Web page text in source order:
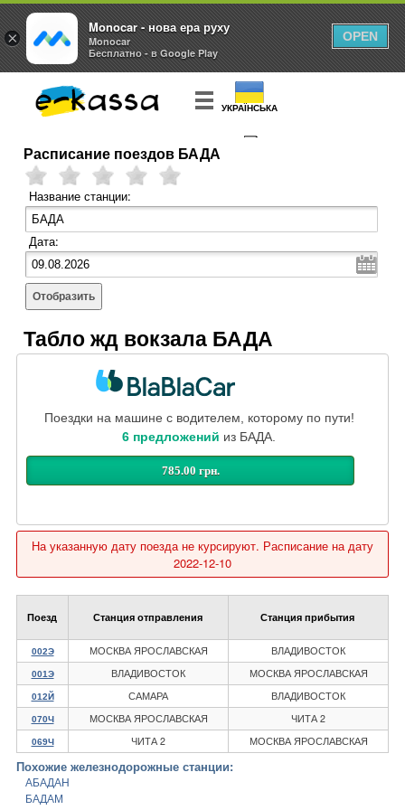
УКРАЇНСЬКА
Расписание поездов БАДА
Название станции:
Дата:
Отобразить
Табло жд вокзала БАДА
Поездки на машине с водителем, которому по пути!
6 предложений из БАДА.
785.00 грн.
На указанную дату поезда не курсируют. Расписание на дату
2022-12-10
Поезд Станция отправления Станция прибытия
002Э МОСКВА ЯРОСЛАВСКАЯ ВЛАДИВОСТОК
001Э ВЛАДИВОСТОК МОСКВА ЯРОСЛАВСКАЯ
012Й САМАРА ВЛАДИВОСТОК
070Ч МОСКВА ЯРОСЛАВСКАЯ ЧИТА 2
069Ч ЧИТА 2 МОСКВА ЯРОСЛАВСКАЯ
Похожие железнодорожные станции:
АБАДАН
БАДАМ
×
Monocar - нова ера руху
Monocar
Бесплатно - в Google Play
OPEN